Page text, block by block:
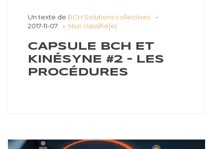
Un texte de BCH Solutions collectives
2017-11-07
Non classifié(e)
CAPSULE BCH ET
KINÉSYNE #2 – LES
PROCÉDURES